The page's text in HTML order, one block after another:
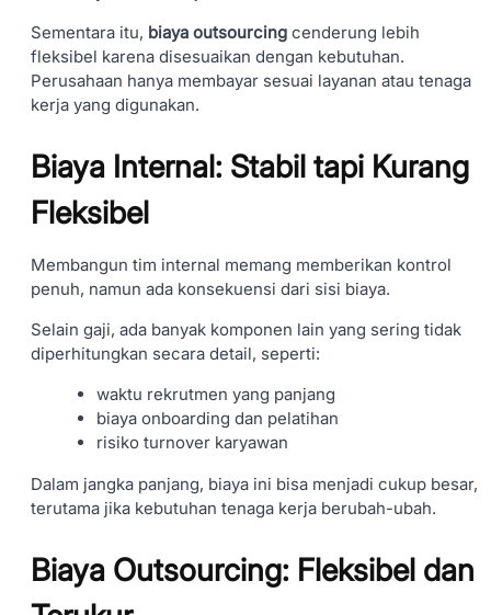
Sementara itu, biaya outsourcing cenderung lebih
fleksibel karena disesuaikan dengan kebutuhan.
Perusahaan hanya membayar sesuai layanan atau tenaga
kerja yang digunakan.
Biaya Internal: Stabil tapi Kurang
Fleksibel
Membangun tim internal memang memberikan kontrol
penuh, namun ada konsekuensi dari sisi biaya.
Selain gaji, ada banyak komponen lain yang sering tidak
diperhitungkan secara detail, seperti:
waktu rekrutmen yang panjang
biaya onboarding dan pelatihan
risiko turnover karyawan
Dalam jangka panjang, biaya ini bisa menjadi cukup besar,
terutama jika kebutuhan tenaga kerja berubah-ubah.
Biaya Outsourcing: Fleksibel dan